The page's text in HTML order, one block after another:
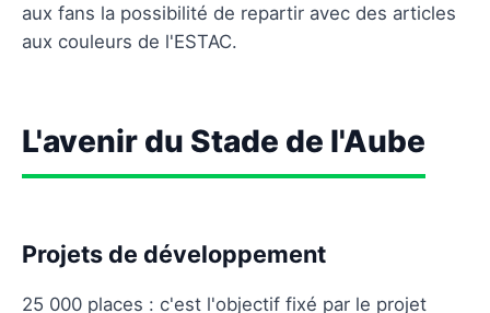
aux fans la possibilité de repartir avec des articles
aux couleurs de l'ESTAC.
L'avenir du Stade de l'Aube
Projets de développement
25 000 places : c'est l'objectif fixé par le projet